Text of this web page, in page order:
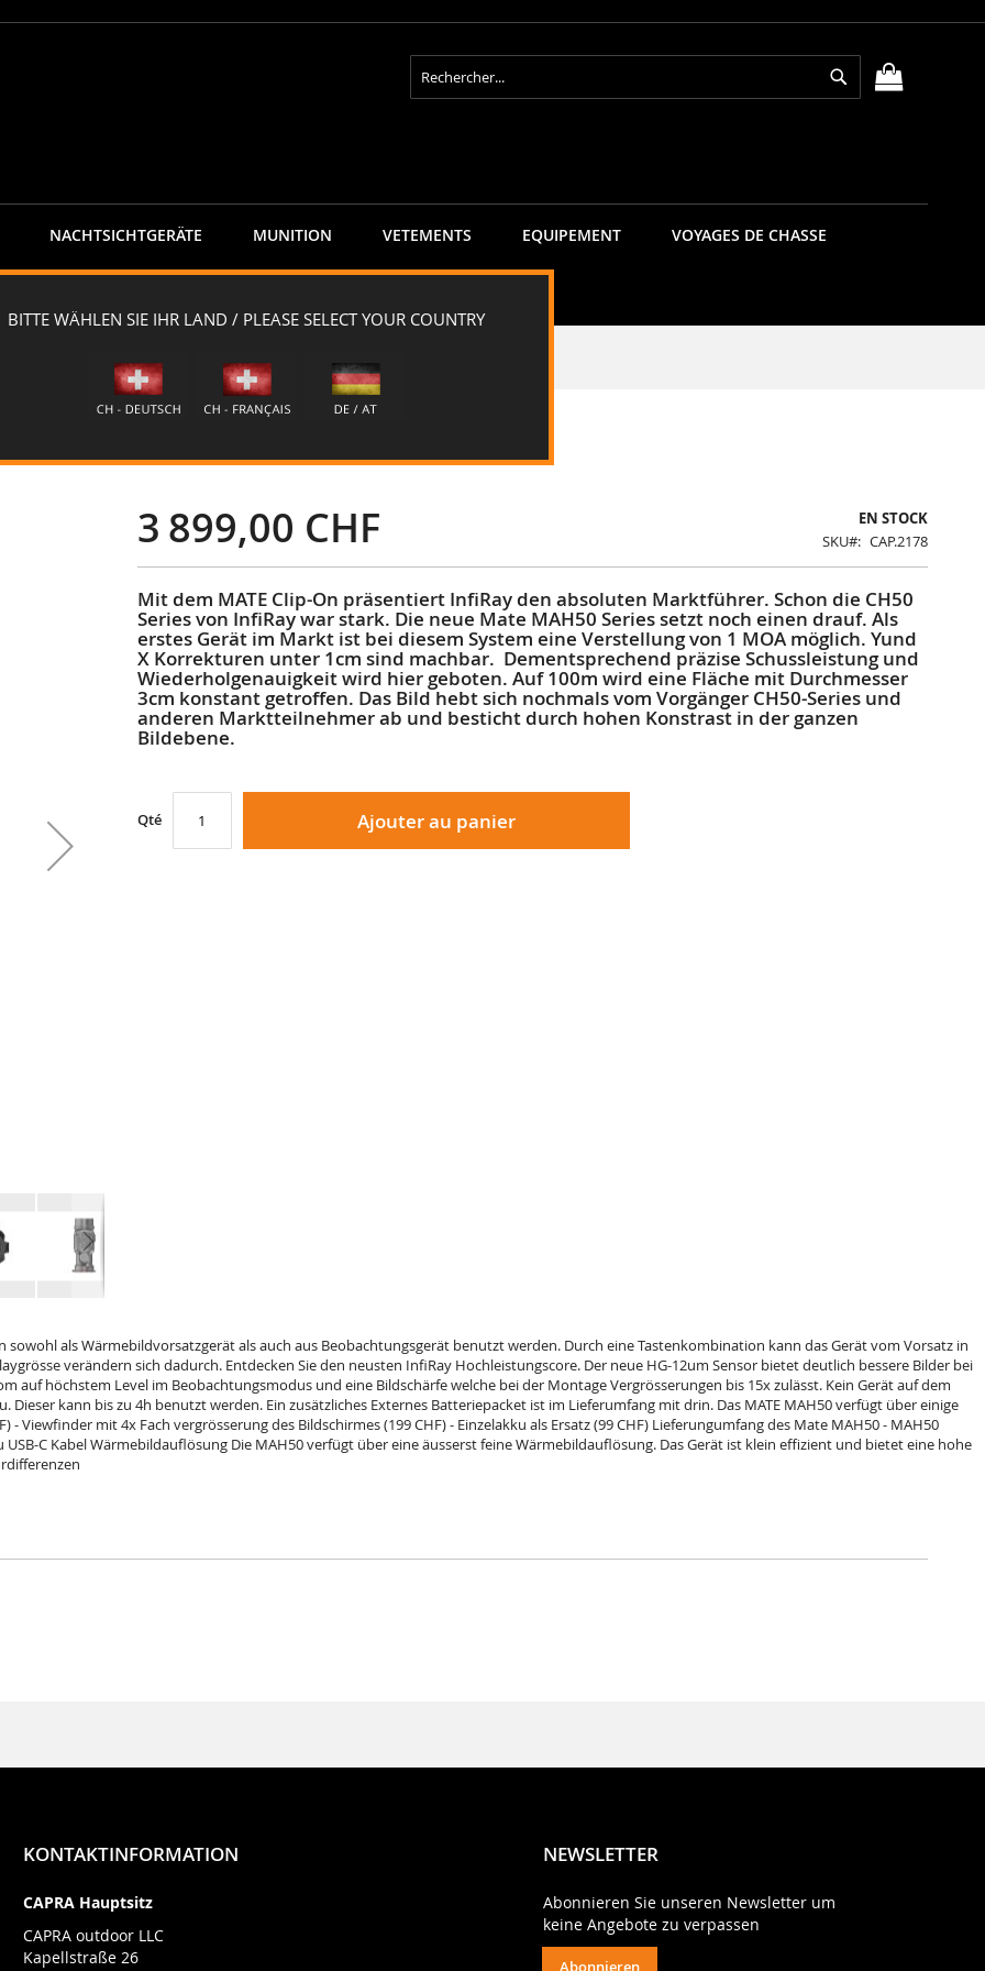
Rechercher
Rechercher
NACHTSICHTGERÄTE MUNITION VETEMENTS EQUIPEMENT VOYAGES DE CHASSE
3 899,00 CHF
EN STOCK
SKU
CAP.2178
Mit dem MATE Clip-On präsentiert InfiRay den absoluten Marktführer. Schon die CH50
Series von InfiRay war stark. Die neue Mate MAH50 Series setzt noch einen drauf. Als
erstes Gerät im Markt ist bei diesem System eine Verstellung von 1 MOA möglich. Yund
X Korrekturen unter 1cm sind machbar. Dementsprechend präzise Schussleistung und
Wiederholgenauigkeit wird hier geboten. Auf 100m wird eine Fläche mit Durchmesser
3cm konstant getroffen. Das Bild hebt sich nochmals vom Vorgänger CH50-Series und
anderen Marktteilnehmer ab und besticht durch hohen Konstrast in der ganzen
Bildebene.
Qté Ajouter au panier
als Wärmebildvorsatzgerät als auch aus Beobachtungsgerät benutzt werden. Durch eine Tastenkombination kann das Gerät vom Vorsatz in
verändern sich dadurch. Entdecken Sie den neusten InfiRay Hochleistungscore. Der neue HG-12um Sensor bietet deutlich bessere Bilder bei
auf höchstem Level im Beobachtungsmodus und eine Bildschärfe welche bei der Montage Vergrösserungen bis 15x zulässt. Kein Gerät auf dem
kann bis zu 4h benutzt werden. Ein zusätzliches Externes Batteriepacket ist im Lieferumfang mit drin. Das MATE MAH50 verfügt über einige
Viewfinder mit 4x Fach vergrösserung des Bildschirmes (199 CHF) - Einzelakku als Ersatz (99 CHF) Lieferungumfang des Mate MAH50 - MAH50
USB-C Kabel Wärmebildauflösung Die MAH50 verfügt über eine äusserst feine Wärmebildauflösung. Das Gerät ist klein effizient und bietet eine hohe
KONTAKTINFORMATION
CAPRA Hauptsitz
CAPRA outdoor LLC
Kapellstraße 26
NEWSLETTER
Abonnieren Sie unseren Newsletter um
keine Angebote zu verpassen
Abonnieren